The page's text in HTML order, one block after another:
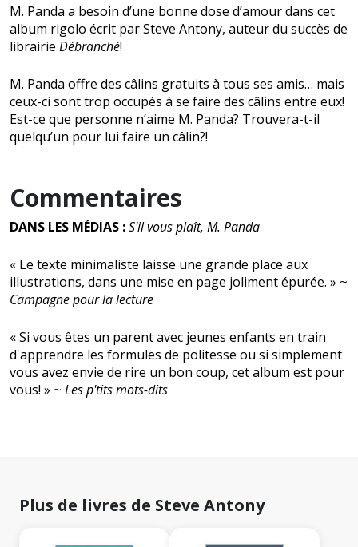
M. Panda a besoin d’une bonne dose d’amour dans cet
album rigolo écrit par Steve Antony, auteur du succès de
librairie Débranché!
M. Panda offre des câlins gratuits à tous ses amis… mais
ceux-ci sont trop occupés à se faire des câlins entre eux!
Est-ce que personne n’aime M. Panda? Trouvera-t-il
quelqu’un pour lui faire un câlin?!
Commentaires
DANS LES MÉDIAS :S'il vous plaît, M. Panda
« Le texte minimaliste laisse une grande place aux
illustrations, dans une mise en page joliment épurée. » ~
Campagne pour la lecture
« Si vous êtes un parent avec jeunes enfants en train
d'apprendre les formules de politesse ou si simplement
vous avez envie de rire un bon coup, cet album est pour
vous! » ~ Les p'tits mots-dits
Plus de livres de Steve Antony